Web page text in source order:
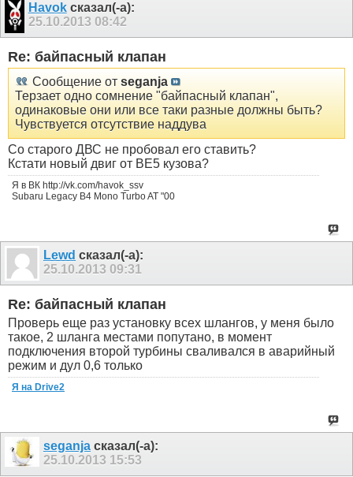
Havokсказал(-а):
25.10.2013 08:42
Re: байпасный клапан
Сообщение от seganja
Терзает одно сомнение "байпасный клапан",
одинаковые они или все таки разные должны быть?
Чувствуется отсутствие наддува
Со старого ДВС не пробовал его ставить?
Кстати новый двиг от BE5 кузова?
Я в ВК http://vk.com/havok_ssv
Subaru Legacy B4 Mono Turbo AT "00
Lewd сказал(-а):
25.10.2013 09:31
Re: байпасный клапан
Проверь еще раз установку всех шлангов, у меня было
такое, 2 шланга местами попутано, в момент
подключения второй турбины сваливался в аварийный
режим и дул 0,6 только
Я на Drive2
seganja сказал(-а):
25.10.2013 15:53